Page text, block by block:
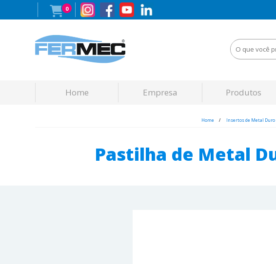
0
Home Empresa Produtos
Home Insertos de Metal Duro
Pastilha de Metal